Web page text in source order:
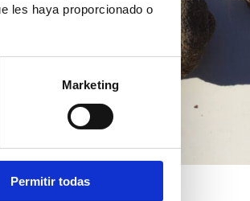
les haya proporcionado o
Marketing
Permitir todas